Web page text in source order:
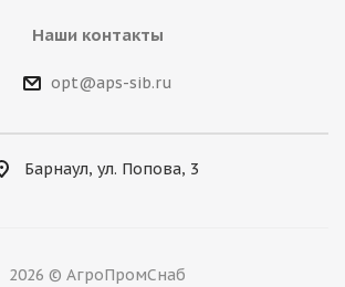
Наши контакты
opt@aps-sib.ru
Барнаул, ул. Попова, 3
2026 © АгроПромСнаб